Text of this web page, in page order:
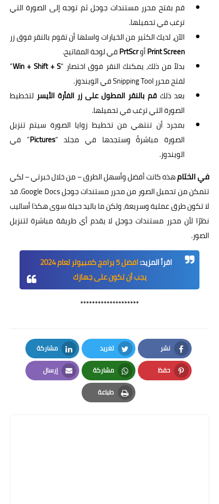
قم بفتح محرر مستندات جوجل ثم توجه إلى الصورة التي
ترغب في تحميلها.
الآن، لديك الكثير من الخيارات واسلها أن تقوم بالنقر فوق زر
Print ScreenأوPrtScrفي لوحة المفاتيح.
بدلاً من ذلك، يمكنك النقر فوق اختصار “Win + Shift + S
”
لفتح محرر Snipping Tool في الويندوز.
بعد ذلك قم بالنقر المطول على زر الفأرة الأيسر لتخطيط
الصورة التي ترغب في تحميلها.
بمجرد أن تنتهي من تخطيط زوايا الصورة سيتم تنزيل
الصورة مباشرةً وستجدها في مجلد “Pictures” في
الويندوز.
في الختامهذه كانت أفضل وأسهل الطرق – من خلال خبرتي – لكي
تتمكن من تحميل الصور من محرر مستندات جوجل Google Docs. قد
لا تكون طرق عملية وسريعة، ولكن ما باليد حيلة سوى هكذا أساليب
نظرًا لأن محرر مستندات جوجل لا يقدم أي طريقة مباشرة لتنزيل
الصور.
اقرأ المزيد:
افضل 5 برامج كمبيوتر لعام 2024
يجب أن تكون على جهازك
********************
نشر
Facebook
تغريد
Twitter
مشاركة
LinkedIn
حفظ
Pinterest
مشاركة
Whatsapp
إرسال
Email
طباعة
Print